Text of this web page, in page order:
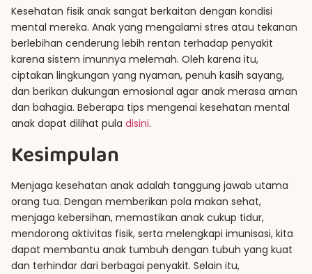
Kesehatan fisik anak sangat berkaitan dengan kondisi
mental mereka. Anak yang mengalami stres atau tekanan
berlebihan cenderung lebih rentan terhadap penyakit
karena sistem imunnya melemah. Oleh karena itu,
ciptakan lingkungan yang nyaman, penuh kasih sayang,
dan berikan dukungan emosional agar anak merasa aman
dan bahagia. Beberapa tips mengenai kesehatan mental
anak dapat dilihat pula disini.
Kesimpulan
Menjaga kesehatan anak adalah tanggung jawab utama
orang tua. Dengan memberikan pola makan sehat,
menjaga kebersihan, memastikan anak cukup tidur,
mendorong aktivitas fisik, serta melengkapi imunisasi, kita
dapat membantu anak tumbuh dengan tubuh yang kuat
dan terhindar dari berbagai penyakit. Selain itu,